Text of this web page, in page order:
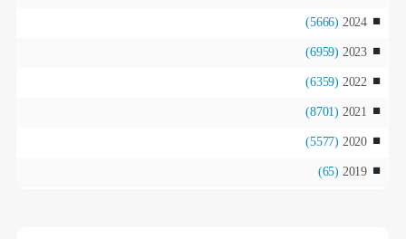
2024
(5666)
2023
(6959)
2022
(6359)
2021
(8701)
2020
(5577)
2019
(65)